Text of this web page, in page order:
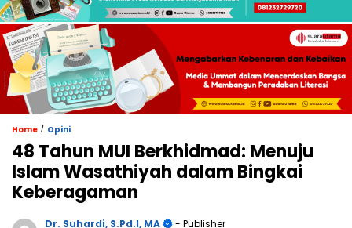
Home / Opini
48 Tahun MUI Berkhidmad: Menuju
Islam Wasathiyah dalam Bingkai
Keberagaman
Dr. Suhardi, S.Pd.I, MA
- Publisher